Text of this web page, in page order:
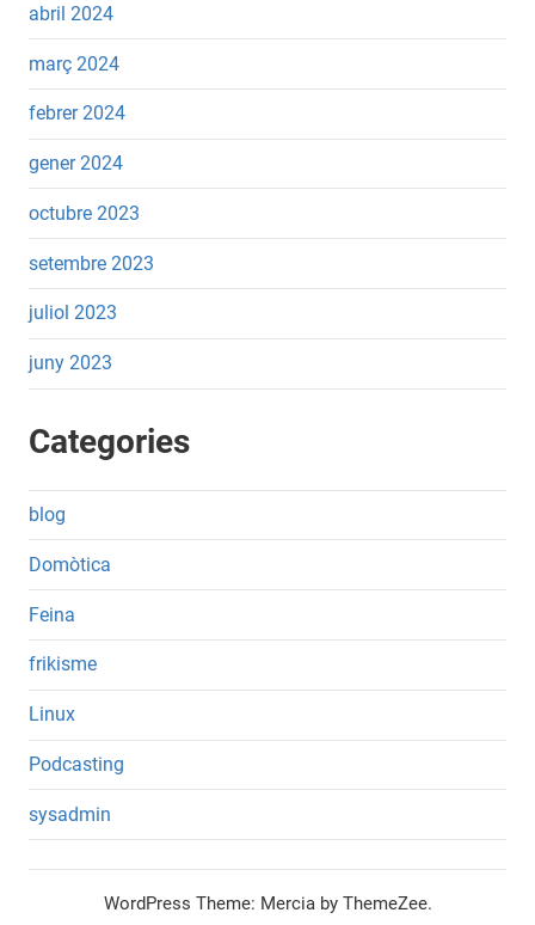
abril 2024
març 2024
febrer 2024
gener 2024
octubre 2023
setembre 2023
juliol 2023
juny 2023
Categories
blog
Domòtica
Feina
frikisme
Linux
Podcasting
sysadmin
WordPress Theme: Mercia by ThemeZee.